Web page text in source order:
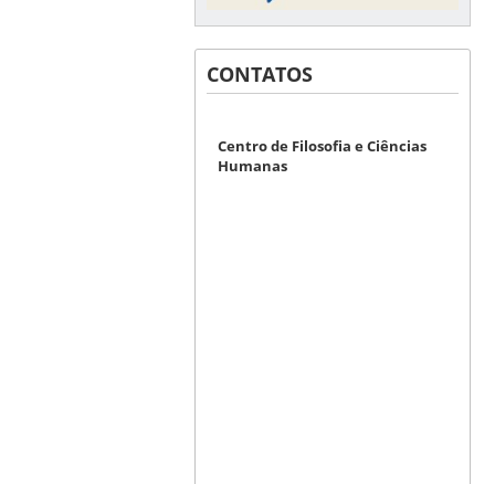
CONTATOS
Centro de Filosofia e Ciências
Humanas